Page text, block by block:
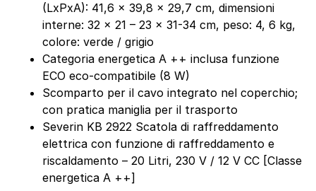
(LxPxA): 41,6 x 39,8 x 29,7 cm, dimensioni
interne: 32 x 21 – 23 x 31-34 cm, peso: 4, 6 kg,
colore: verde / grigio
Categoria energetica A ++ inclusa funzione
ECO eco-compatibile (8 W)
Scomparto per il cavo integrato nel coperchio;
con pratica maniglia per il trasporto
Severin KB 2922 Scatola di raffreddamento
elettrica con funzione di raffreddamento e
riscaldamento – 20 Litri, 230 V / 12 V CC [Classe
energetica A ++]